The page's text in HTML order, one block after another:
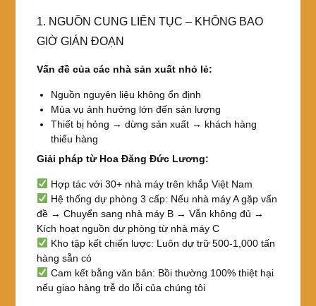
1. NGUỒN CUNG LIÊN TỤC – KHÔNG BAO
GIỜ GIÁN ĐOẠN
Vấn đề của các nhà sản xuất nhỏ lẻ:
Nguồn nguyên liệu không ổn định
Mùa vụ ảnh hưởng lớn đến sản lượng
Thiết bị hỏng → dừng sản xuất → khách hàng
thiếu hàng
Giải pháp từ Hoa Đăng Đức Lương:
Hợp tác với 30+ nhà máy trên khắp Việt Nam
Hệ thống dự phòng 3 cấp: Nếu nhà máy A gặp vấn
đề → Chuyển sang nhà máy B → Vẫn không đủ →
Kích hoạt nguồn dự phòng từ nhà máy C
Kho tập kết chiến lược: Luôn dự trữ 500-1,000 tấn
hàng sẵn có
Cam kết bằng văn bản: Bồi thường 100% thiệt hại
nếu giao hàng trễ do lỗi của chúng tôi